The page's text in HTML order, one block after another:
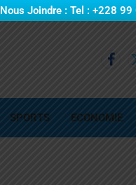
Nous Joindre : Tel : +228
SPORTS ECONOMIE